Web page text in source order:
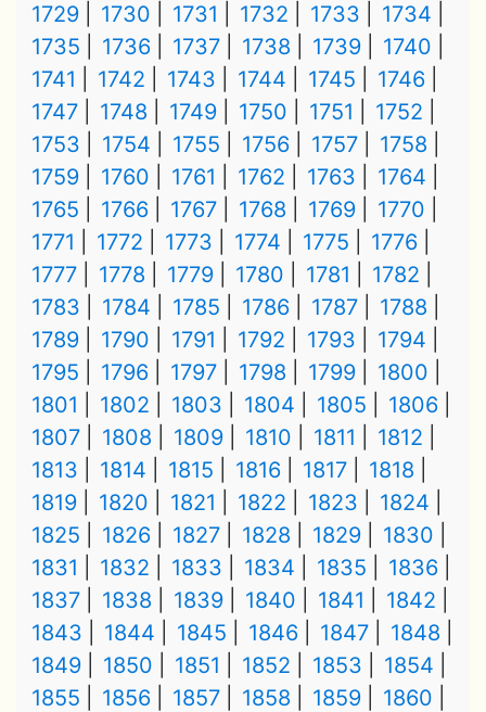
1729
1730 1731 1732 1733
1734
1735
1736 1737 1738 1739
1740
1741
1742 1743 1744 1745
1746
1747
1748 1749 1750 1751
1752
1753
1754 1755 1756 1757
1758
1759
1760 1761 1762 1763
1764
1765
1766 1767 1768 1769
1770
1771
1772 1773 1774 1775
1776
1777
1778 1779 1780 1781
1782
1783
1784 1785 1786 1787
1788
1789
1790 1791 1792 1793
1794
1795
1796 1797 1798 1799
1800
1801
1802 1803 1804 1805
1806
1807
1808 1809 1810 1811
1812
1813
1814 1815 1816 1817
1818
1819
1820 1821 1822 1823
1824
1825
1826 1827 1828 1829
1830
1831
1832 1833 1834 1835
1836
1837
1838 1839 1840 1841
1842
1843
1844 1845 1846 1847
1848
1849
1850 1851 1852 1853
1854
1855
1856 1857 1858 1859
1860